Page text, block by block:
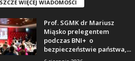
WIĘCEJ WIADOMOŚCI
Prof. SGMK dr Mariusz
Miąsko prelegentem
podczas BNI+ o
bezpieczeństwie państwa,...